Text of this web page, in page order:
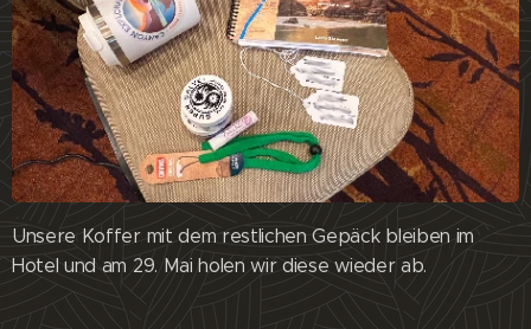
Unsere Koffer mit dem restlichen Gepäck bleiben im
Hotel und am 29. Mai holen wir diese wieder ab.